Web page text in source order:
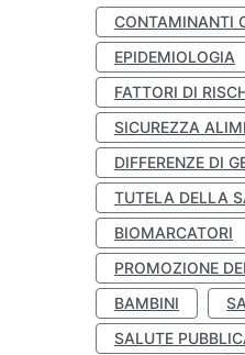
CONTAMINANTI
EPIDEMIOLOGIA
FATTORI DI
SICUREZZA
DIFFERENZE DI
TUTELA DELLA
BIOMARCATORI
PROMOZIONE
BAMBINI
SALUTE